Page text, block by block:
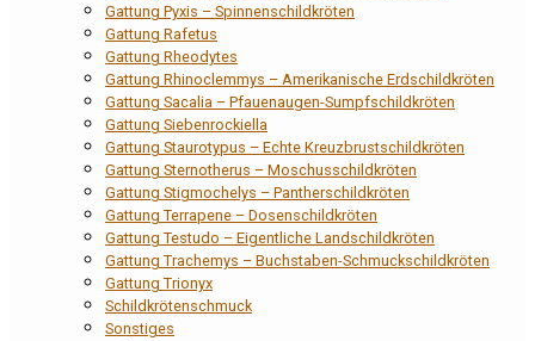
Gattung Pyxis – Spinnenschildkröten
Gattung Rafetus
Gattung Rheodytes
Gattung Rhinoclemmys – Amerikanische Erdschildkröten
Gattung Sacalia – Pfauenaugen-Sumpfschildkröten
Gattung Siebenrockiella
Gattung Staurotypus – Echte Kreuzbrustschildkröten
Gattung Sternotherus – Moschusschildkröten
Gattung Stigmochelys – Pantherschildkröten
Gattung Terrapene – Dosenschildkröten
Gattung Testudo – Eigentliche Landschildkröten
Gattung Trachemys – Buchstaben-Schmuckschildkröten
Gattung Trionyx
Schildkrötenschmuck
Sonstiges